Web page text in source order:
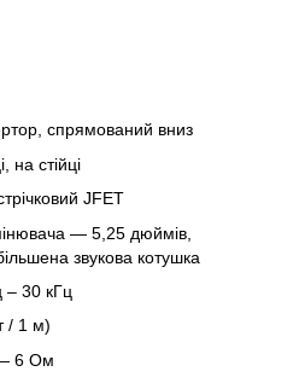
спрямований вниз
стійці
JFET
— 5,25 дюймів,
звукова котушка
– 30 кГц
/ 1 м)
— 6 Ом